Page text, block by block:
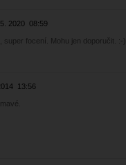
2020 08:59
super focení. Mohu jen doporučit. :-)
13:56